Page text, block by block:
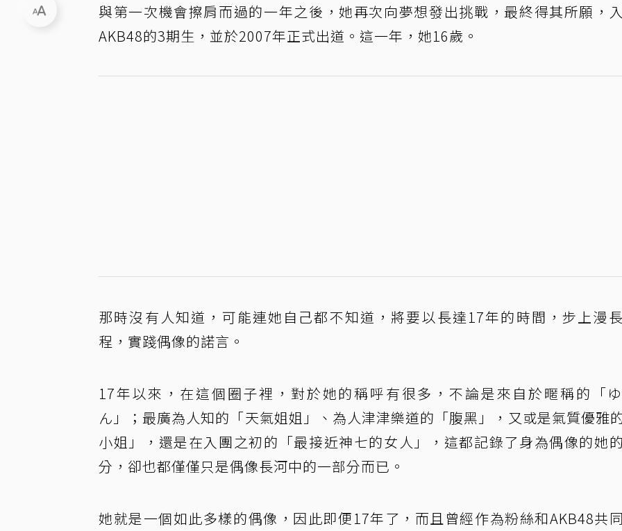
與第一次機會擦肩而過的一年之後，她再次向夢想發出挑戰，最終得其所願，
AKB48的3期生，並於2007年正式出道。這一年，她16歲。
那時沒有人知道，可能連她自己都不知道，將要以長達17年的時間，步上漫
程，實踐偶像的諾言。
17年以來，在這個圈子裡，對於她的稱呼有很多，不論是來自於暱稱的「
ん」；最廣為人知的「天氣姐姐」、為人津津樂道的「腹黑」，又或是氣質優雅
小姐」，還是在入團之初的「最接近神七的女人」，這都記錄了身為偶像的她
分，卻也都僅僅只是偶像長河中的一部分而已。
她就是一個如此多樣的偶像，因此即便17年了，而且曾經作為粉絲和AKB48共